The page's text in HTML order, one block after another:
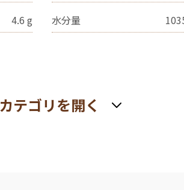
4.6 g 水分量
カテゴリを開く